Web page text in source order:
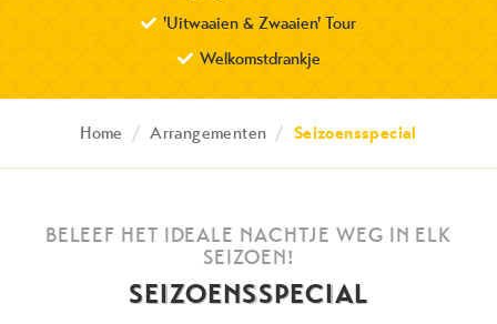
'Uitwaaien & Zwaaien' Tour
Welkomstdrankje
Home / Arrangementen / Seizoensspecial
BELEEF HET IDEALE NACHTJE WEG IN ELK
SEIZOEN!
SEIZOENSSPECIAL